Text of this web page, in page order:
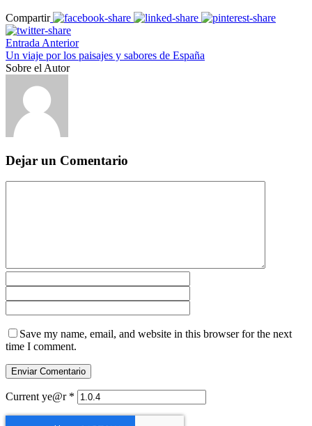
Compartir
Entrada Anterior
Un viaje por los paisajes y sabores de España
Sobre el Autor
Dejar un Comentario
Save my name, email, and website in this browser for the next
time I comment.
Current ye@r *